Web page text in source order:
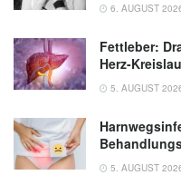
6. AUGUST
Fettleber:
Herz-
5. AUGUST
5. AUGUST